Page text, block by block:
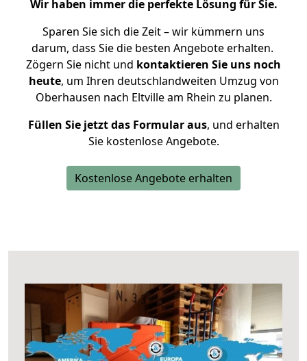
Wir haben immer die perfekte Lösung für Sie.
Sparen Sie sich die Zeit – wir kümmern uns
darum, dass Sie die besten Angebote erhalten.
Zögern Sie nicht und kontaktieren Sie uns noch
heute, um Ihren deutschlandweiten Umzug von
Oberhausen nach Eltville am Rhein zu planen.
Füllen Sie jetzt das Formular aus, und erhalten
Sie kostenlose Angebote.
Kostenlose Angebote erhalten